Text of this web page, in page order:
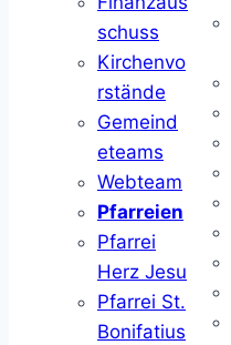
schuss
Kirchenvo
rstände
Gemeind
eteams
Webteam
Pfarreien
Pfarrei
Herz Jesu
Pfarrei St.
Bonifatius